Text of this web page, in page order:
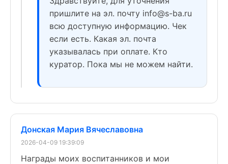
пришлите на эл. почту info@s-ba.ru
всю доступную информацию. Чек
если есть. Какая эл. почта
указывалась при оплате. Кто
куратор. Пока мы не можем найти.
Донская Мария Вячеславовна
2026-04-09 19:39:09
Награды моих воспитанников и мои